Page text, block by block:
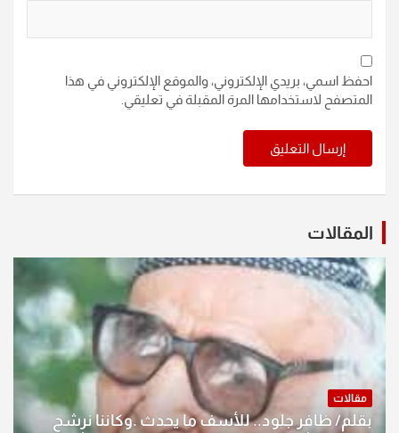
احفظ اسمي، بريدي الإلكتروني، والموقع الإلكتروني في هذا
المتصفح لاستخدامها المرة المقبلة في تعليقي.
المقالات
مقالات
بقلم/ ظافر جلود.. للأسف ما يحدث .وكاننا نرشح